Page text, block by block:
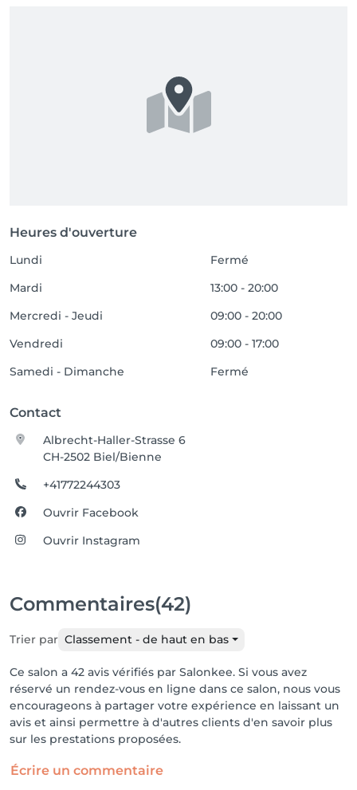
Heures d'ouverture
Lundi
Fermé
Mardi
13:00 - 20:00
Mercredi - Jeudi
09:00 - 20:00
Vendredi
09:00 - 17:00
Samedi - Dimanche
Fermé
Contact
Albrecht-Haller-Strasse 6
CH-2502 Biel/Bienne
+41772244303
Ouvrir Facebook
Ouvrir Instagram
Commentaires(42)
Trier par Classement - de haut en bas
Ce salon a 42 avis vérifiés par Salonkee. Si vous avez
réservé un rendez-vous en ligne dans ce salon, nous vous
encourageons à partager votre expérience en laissant un
avis et ainsi permettre à d'autres clients d'en savoir plus
sur les prestations proposées.
Écrire un commentaire